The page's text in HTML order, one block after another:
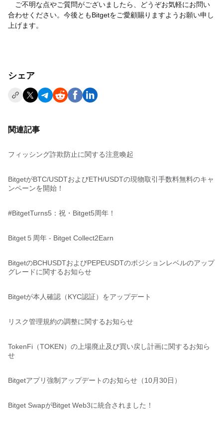
ご不明な点やご質問がございましたら、どうぞお気軽にお問い
合わせください。今後ともBitgetをご愛顧賜りますようお願い申し
上げます。
シェア
関連記事
フィッシング詐欺防止に関する注意喚起
BitgetがBTC/USDTおよびETH/USDTの現物取引手数料無料のキャ
ンペーンを開始！
#BitgetTurns5：祝・Bitget5周年！
Bitget５周年 - Bitget Collect2Earn
BitgetのBCHUSDTおよびPEPEUSDTのポジションレベルのアップ
グレードに関するお知らせ
Bitgetが本人確認（KYC認証）をアップデート
リスク管理規約の調整に関するお知らせ
TokenFi（TOKEN）の上場廃止及び買い戻し計画に関するお知ら
せ
Bitgetアプリ強制アップデートのお知らせ（10月30日）
Bitget SwapがBitget Web3に統合されました！